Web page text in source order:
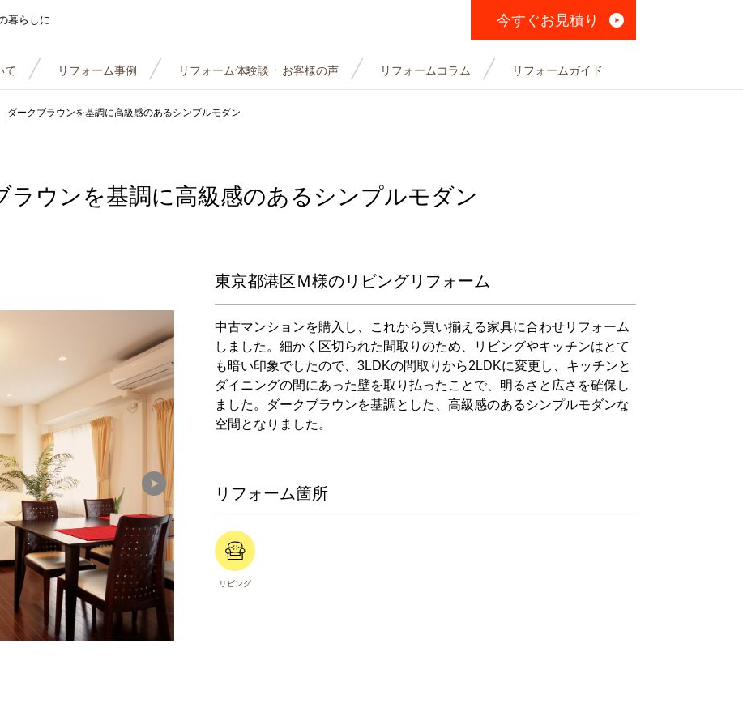
暮らしに 今すぐお見積り
て リフォーム事例 リフォーム体験談 ・ お客様の声 リフォームコラム リフォームガイド
ダークブラウンを基調に高級感のあるシンプルモダン
ラウンを基調に高級感のあるシンプルモダン
東京都港区Ｍ様のリビングリフォーム
中古マンションを購入し、これから買い揃える家具に合わせリフォーム
しました。細かく区切られた間取りのため、リビングやキッチンはとて
も暗い印象でしたので、3LDKの間取りから2LDKに変更し、キッチンと
ダイニングの間にあった壁を取り払ったことで、明るさと広さを確保し
ました。ダークブラウンを基調とした、高級感のあるシンプルモダンな
空間となりました。
リフォーム箇所
リビング